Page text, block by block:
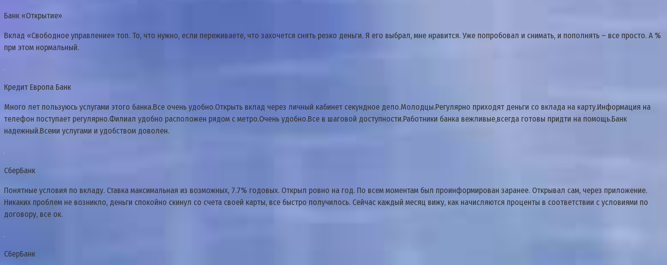
Банк «Открытие»
Вклад «Свободное управление» топ. То, что нужно, если переживаете, что захочется снять резко деньги. Я его выбрал, мне нравится. Уже попробовал и снимать, и пополнять – все просто. А %
при этом нормальный.
Кредит Европа Банк
Много лет пользуюсь услугами этого банка.Все очень удобно.Открыть вклад через личный кабинет секундное дело.Молодцы.Регулярно приходят деньги со вклада на карту.Информация на
телефон поступает регулярно.Филиал удобно расположен рядом с метро.Очень удобно.Все в шаговой доступности.Работники банка вежливые,всегда готовы придти на помощь.Банк
надежный.Всеми услугами и удобством доволен.
СберБанк
Понятные условия по вкладу. Ставка максимальная из возможных, 7.7% годовых. Открыл ровно на год. По всем моментам был проинформирован заранее. Открывал сам, через приложение.
Никаких проблем не возникло, деньги спокойно скинул со счета своей карты, все быстро получилось. Сейчас каждый месяц вижу, как начисляются проценты в соответствии с условиями по
договору, все ок.
СберБанк